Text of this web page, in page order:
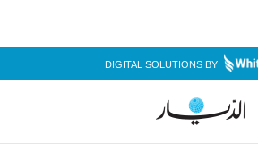
DIGITAL SOLUTIONS BY